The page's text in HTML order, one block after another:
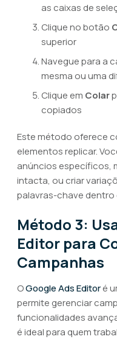
as caixas de
Clique no botão
superior
Navegue para a
mesma ou uma
Clique em Colar
copiados
Este método oferece
elementos replicar.
anúncios específicos,
intacta, ou criar
palavras-chave dentro
Método 3:
Editor para
Campanhas
OGoogle Ads Editoré
permite gerenciar
funcionalidades
é ideal para quem